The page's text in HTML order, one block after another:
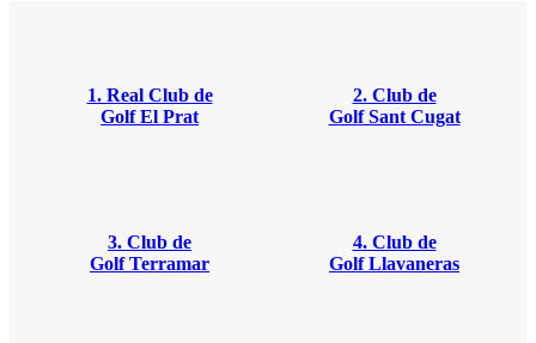
1. Real Club de
Golf El Prat
2. Club de
Golf Sant Cugat
3. Club de
Golf Terramar
4. Club de
Golf Llavaneras